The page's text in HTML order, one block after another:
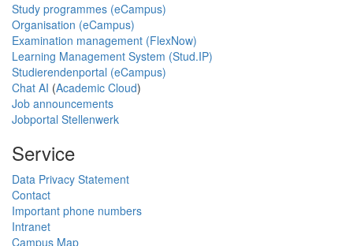
Study programmes (eCampus)
Organisation (eCampus)
Examination management (FlexNow)
Learning Management System (Stud.IP)
Studierendenportal (eCampus)
Chat AI (Academic Cloud)
Job announcements
Jobportal Stellenwerk
Service
Data Privacy Statement
Contact
Important phone numbers
Intranet
Campus Map